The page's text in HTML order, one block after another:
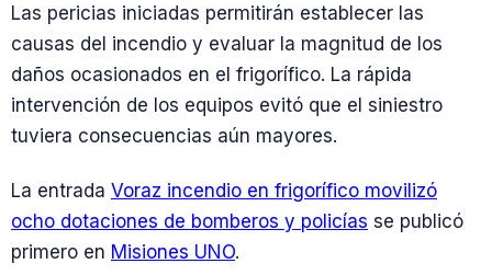
Las pericias iniciadas permitirán establecer las
causas del incendio y evaluar la magnitud de los
daños ocasionados en el frigorífico. La rápida
intervención de los equipos evitó que el siniestro
tuviera consecuencias aún mayores.
La entrada Voraz incendio en frigorífico movilizó
ocho dotaciones de bomberos y policías se publicó
primero en Misiones UNO.